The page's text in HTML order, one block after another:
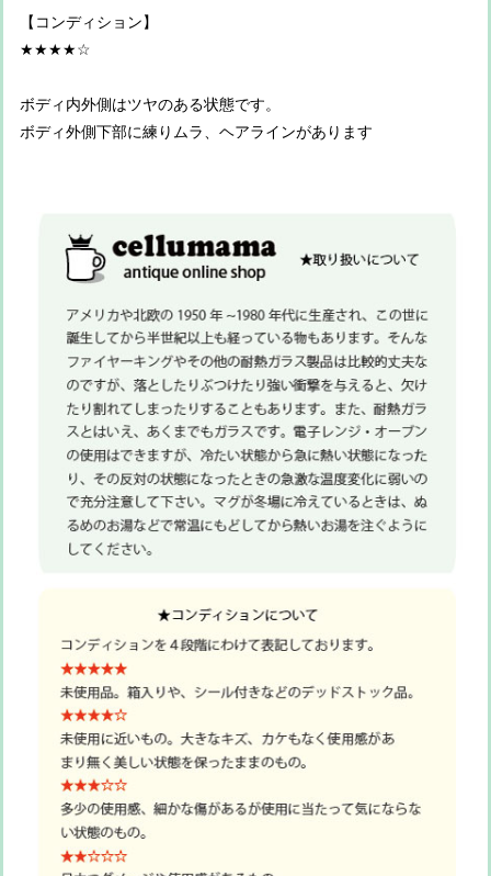
【コンディション】
★★★★☆
ボディ内外側はツヤのある状態です。
ボディ外側下部に練りムラ、ヘアラインがあります